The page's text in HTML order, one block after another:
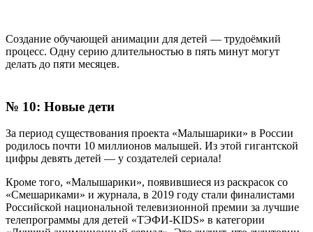
Создание обучающей анимации для детей — трудоёмкий
процесс. Одну серию длительностью в пять минут могут
делать до пяти месяцев.
№ 10: Новые дети
За период существования проекта «Малышарики» в России
родилось почти 10 миллионов малышей. Из этой гигантской
цифры девять детей — у создателей сериала!
Кроме того, «Малышарики», появившиеся из раскрасок со
«Смешариками» и журнала, в 2019 году стали финалистами
Российской национальной телевизионной премии за лучшие
телепрограммы для детей «ТЭФИ-KIDS» в категории